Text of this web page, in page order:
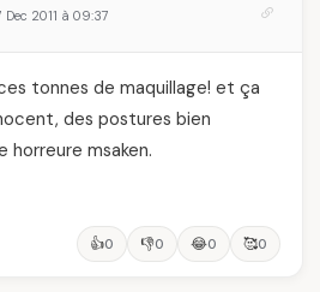
Dec 2011 à 09:37
tonnes de maquillage! et ça
des postures bien
horreure msaken.
👍0 👎0 😂0 🥰0